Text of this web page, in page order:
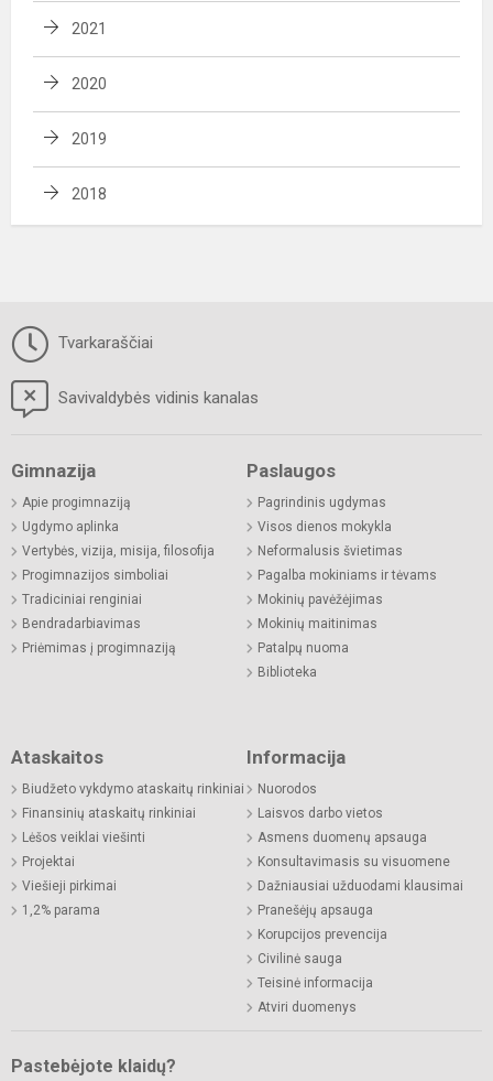
2021
2020
2019
2018
Tvarkaraščiai
Savivaldybės vidinis kanalas
Gimnazija
Apie progimnaziją
Ugdymo aplinka
Vertybės, vizija, misija, filosofija
Progimnazijos simboliai
Tradiciniai renginiai
Bendradarbiavimas
Priėmimas į progimnaziją
Paslaugos
Pagrindinis ugdymas
Visos dienos mokykla
Neformalusis švietimas
Pagalba mokiniams ir tėvams
Mokinių pavėžėjimas
Mokinių maitinimas
Patalpų nuoma
Biblioteka
Ataskaitos
Biudžeto vykdymo ataskaitų rinkiniai
Finansinių ataskaitų rinkiniai
Lėšos veiklai viešinti
Projektai
Viešieji pirkimai
1,2% parama
Informacija
Nuorodos
Laisvos darbo vietos
Asmens duomenų apsauga
Konsultavimasis su visuomene
Dažniausiai užduodami klausimai
Pranešėjų apsauga
Korupcijos prevencija
Civilinė sauga
Teisinė informacija
Atviri duomenys
Pastebėjote klaidų?